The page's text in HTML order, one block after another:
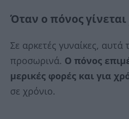
Όταν ο πόνος γίνεται
Σε αρκετές γυναίκες, αυτά
προσωρινά. Ο πόνος
μερικές φορές και για
σε χρόνιο.